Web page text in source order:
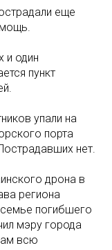
еще
и один
пункт
упали на
порта
нет.
дрона в
региона
погибшего
мэру города
всю